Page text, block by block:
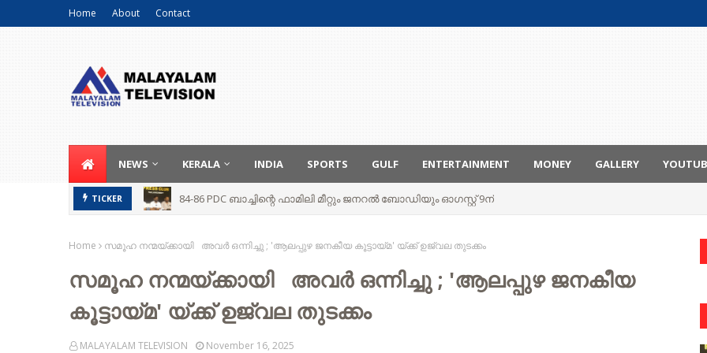
Home About Contact
NEWS KERALA INDIA SPORTS GULF ENTERTAINMENT MONEY GALLERY
TICKER 84-86 PDC ബാച്ചിന്റെ ഫാമിലി മീറ്റും ജനറൽ ബോഡിയും ഓഗസ്റ്റ് 9ന്
Home സമൂഹ നന്മയ്ക്കായി അവർ ഒന്നിച്ചു ; 'ആലപ്പുഴ ജനകീയ കൂട്ടായ്മ' യ്ക്ക് ഉജ്വല തുടക്കം
സമൂഹ നന്മയ്ക്കായി അവർ ഒന്നിച്ചു ; 'ആലപ്പുഴ ജനകീയ
കൂട്ടായ്മ' യ്ക്ക് ഉജ്വല തുടക്കം
MALAYALAM TELEVISION November 16, 2025